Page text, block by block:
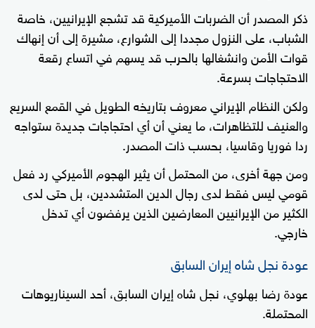
ذكر المصدر أن الضربات الأميركية قد تشجع الإيرانيين، خاصة
الشباب، على النزول مجددا إلى الشوارع، مشيرة إلى أن إنهاك
قوات الأمن وانشغالها بالحرب قد يسهم في اتساع رقعة
الاحتجاجات بسرعة.
ولكن النظام الإيراني معروف بتاريخه الطويل في القمع السريع
والعنيف للتظاهرات، ما يعني أن أي احتجاجات جديدة ستواجه
ردا فوريا وقاسيا، بحسب ذات المصدر.
ومن جهة أخرى، من المحتمل أن يثير الهجوم الأميركي رد فعل
قومي ليس فقط لدى رجال الدين المتشددين، بل حتى لدى
الكثير من الإيرانيين المعارضين الذين يرفضون أي تدخل
خارجي.
عودة نجل شاه إيران السابق
عودة رضا بهلوي، نجل شاه إيران السابق، أحد السيناريوهات
المحتملة.